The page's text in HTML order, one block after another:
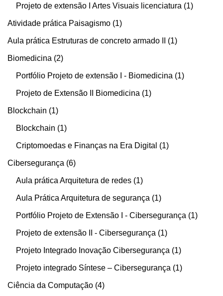
Projeto de extensão I Artes Visuais licenciatura 1
Atividade prática Paisagismo 1
Aula prática Estruturas de concreto armado II 1
Biomedicina 2
Portfólio Projeto de extensão I - Biomedicina 1
Projeto de Extensão II Biomedicina 1
Blockchain 1
Blockchain 1
Criptomoedas e Finanças na Era Digital 1
Cibersegurança 6
Aula prática Arquitetura de redes 1
Aula Prática Arquitetura de segurança 1
Portfólio Projeto de Extensão I - Cibersegurança 1
Projeto de extensão II - Cibersegurança 1
Projeto Integrado Inovação Cibersegurança 1
Projeto integrado Síntese – Cibersegurança 1
Ciência da Computação 4